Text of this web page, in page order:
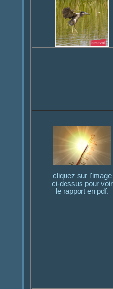
cliquez sur l'image
ci-dessus pour voir
le rapport en pdf.